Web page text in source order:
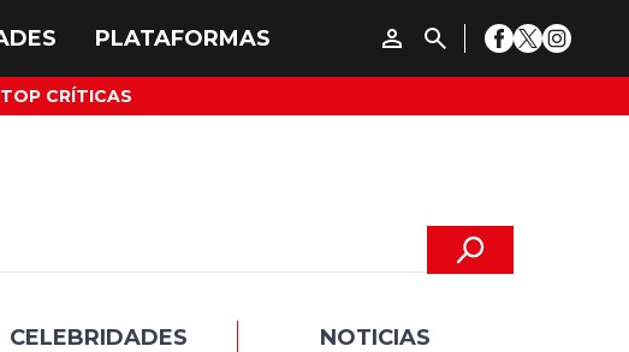
TOP CRÍTICAS
CELEBRIDADES NOTICIAS